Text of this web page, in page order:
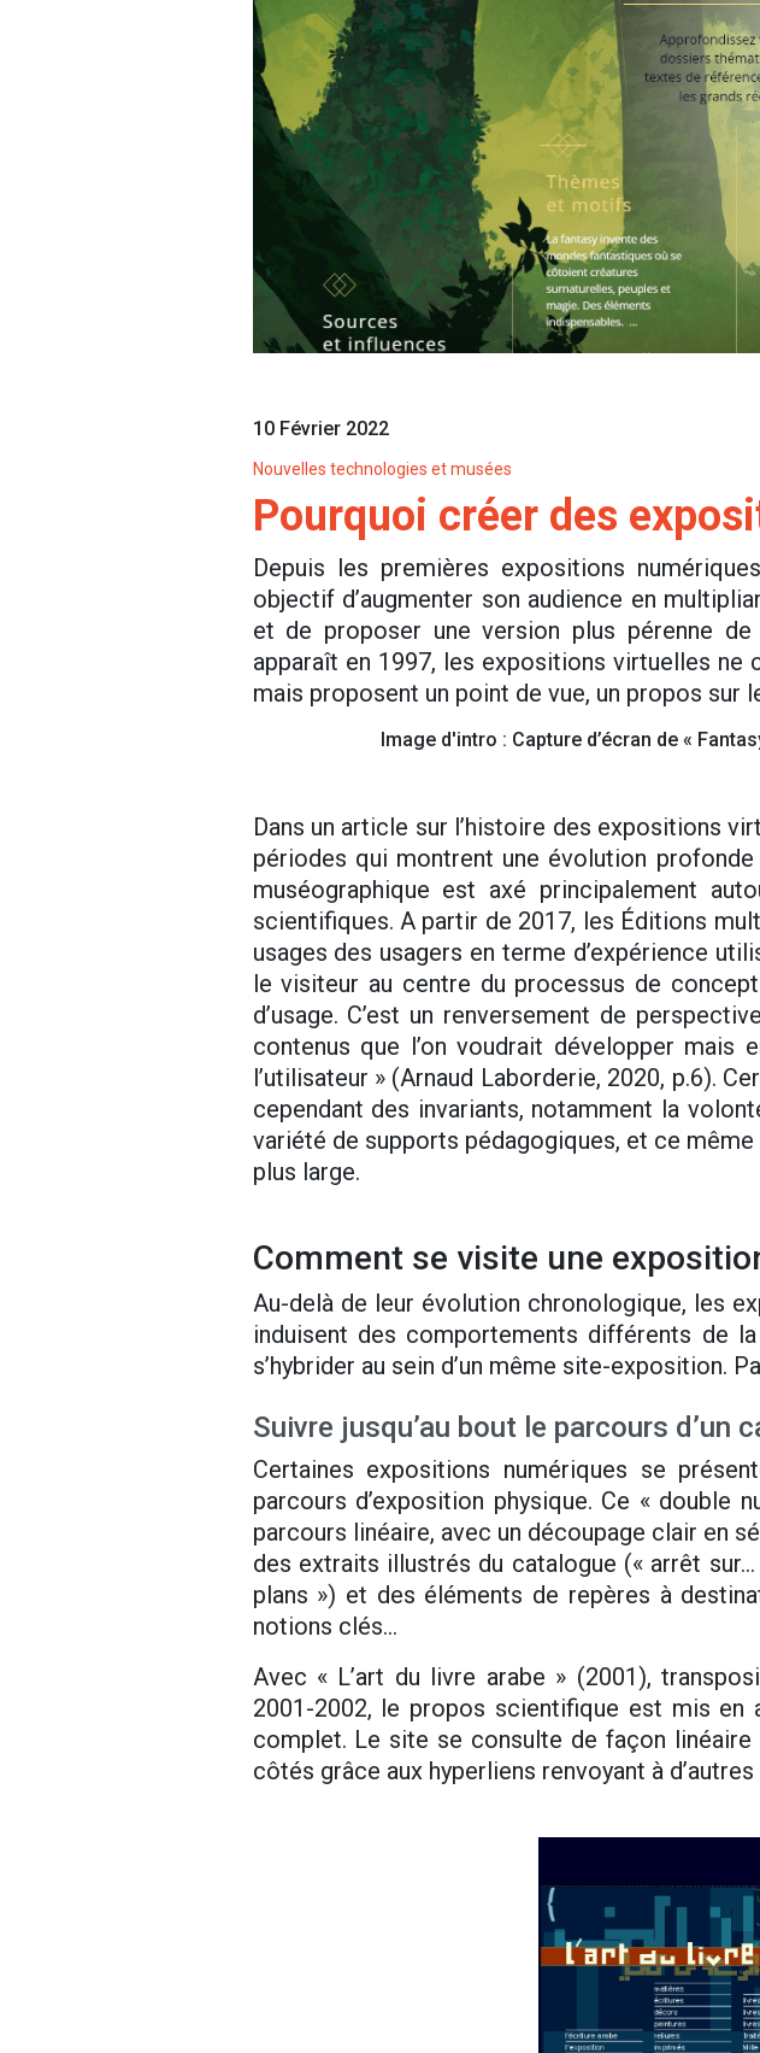
10 Février 2022
Nouvelles technologies et musées
Pourquoi créer des
Depuis les premières expositions
objectif d’augmenter son audience en
et de proposer une version plus pérenne
apparaît en 1997, les expositions virtuelles
mais proposent un point de vue, un propos sur
Image d'intro : Capture d’écran de «
Dans un article sur l’histoire des expositions
périodes qui montrent une évolution
muséographique est axé principalement
scientifiques. A partir de 2017, les Éditions
usages des usagers en terme d’expérience
le visiteur au centre du processus de
d’usage. C’est un renversement de
contenus que l’on voudrait développer mais
l’utilisateur » (Arnaud Laborderie, 2020, p.6).
cependant des invariants, notamment la
variété de supports pédagogiques, et ce
plus large.
Comment se visite une
Au-delà de leur évolution chronologique, les
induisent des comportements différents de
s’hybrider au sein d’un même site-exposition.
Suivre jusqu’au bout le parcours d’un
Certaines expositions numériques se
parcours d’exposition physique. Ce « double
parcours linéaire, avec un découpage clair en
des extraits illustrés du catalogue (« arrêt
plans ») et des éléments de repères à
notions clés…
Avec « L’art du livre arabe » (2001),
2001-2002, le propos scientifique est mis
complet. Le site se consulte de façon
côtés grâce aux hyperliens renvoyant à